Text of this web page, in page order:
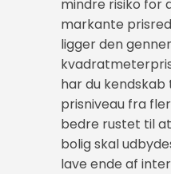
mindre risiko for
markante
ligger den
har du
prisniveau fra
bedre rustet til
bolig skal
lave ende af